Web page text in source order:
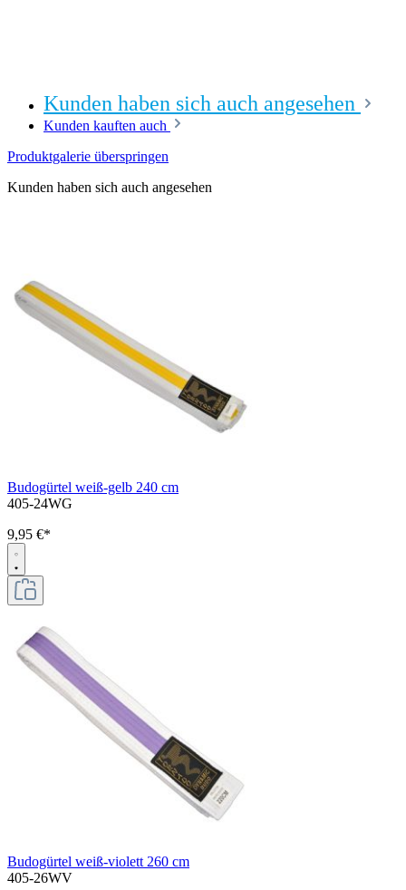
Kunden haben sich auch angesehen
Kunden kauften auch
Produktgalerie überspringen
Kunden haben sich auch angesehen
Budogürtel weiß-gelb 240 cm
405-24WG
9,95 €*
Budogürtel weiß-violett 260 cm
405-26WV